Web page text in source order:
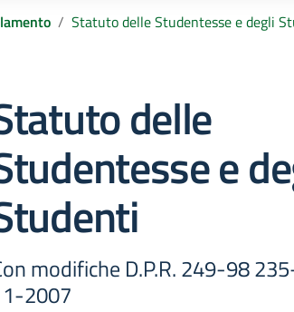
Statuto delle Studentesse e degli
delle
e
modifiche D.P.R. 249-98
2007